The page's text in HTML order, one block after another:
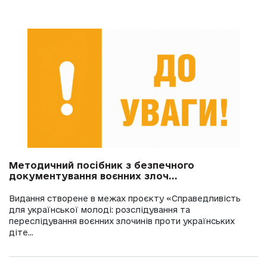
Методичний посібник з безпечного
документування воєнних злоч...
Видання створене в межах проєкту «Справедливість
для української молоді: розслідування та
переслідування воєнних злочинів проти українських
діте...